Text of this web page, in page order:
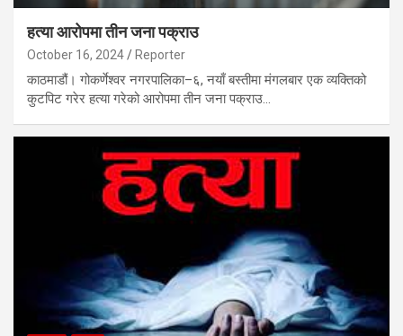
हत्या आरोपमा तीन जना पक्राउ
October 16, 2024 Reporter
काठमाडौं। गोकर्णेश्वर नगरपालिका–६, नयाँ बस्तीमा मंगलबार एक व्यक्तिको
कुटपिट गरेर हत्या गरेको आरोपमा तीन जना पक्राउ…